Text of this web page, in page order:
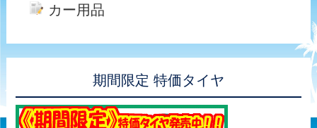
カー用品
期間限定 特価タイヤ